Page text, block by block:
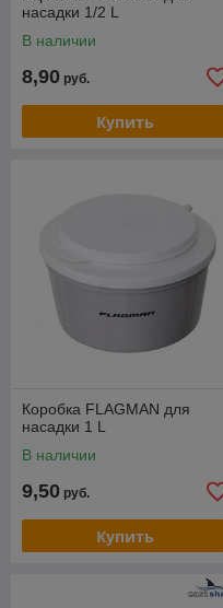
насадки 1/2 L
В наличии
8,90 руб.
Купить
Коробка FLAGMAN для
насадки 1 L
В наличии
9,50 руб.
Купить